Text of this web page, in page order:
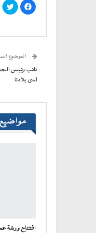
انقر
للمشاركة
على
الموضوع
نائب رئيس
لدى بلادنا
افتتاح ورشة